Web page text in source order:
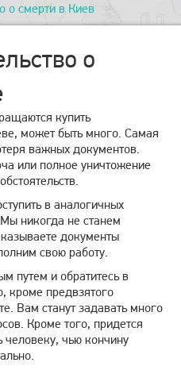
о смерти в Киев
о
купить
может быть много. Самая
важных документов.
или полное уничтожение
в аналогичных
никогда не станем
документы
свою работу.
путем и обратитесь в
кроме предвзятого
Вам станут задавать много
Кроме того, придется
человеку, чью кончину